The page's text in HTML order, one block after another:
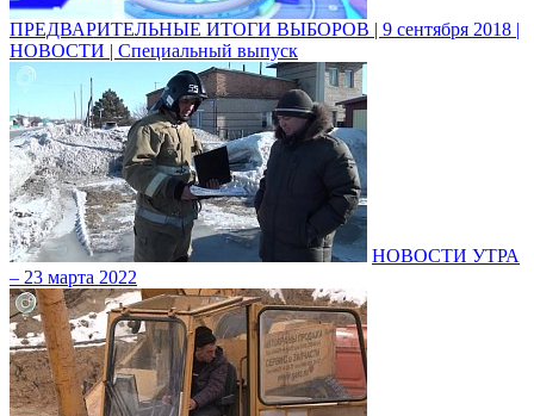
ПРЕДВАРИТЕЛЬНЫЕ ИТОГИ ВЫБОРОВ | 9 сентября 2018 |
НОВОСТИ | Специальный выпуск
НОВОСТИ УТРА
– 23 марта 2022